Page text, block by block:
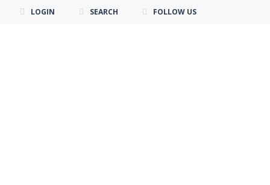
LOGIN SEARCH FOLLOW US